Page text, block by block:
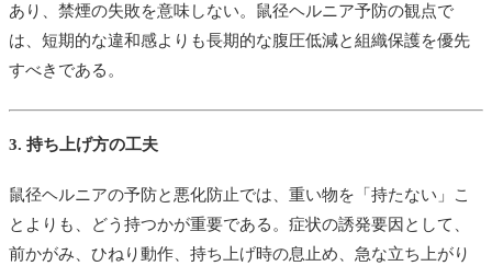
あり、禁煙の失敗を意味しない。鼠径ヘルニア予防の観点で
は、短期的な違和感よりも長期的な腹圧低減と組織保護を優先
すべきである。
3. 持ち上げ方の工夫
鼠径ヘルニアの予防と悪化防止では、重い物を「持たない」こ
とよりも、どう持つかが重要である。症状の誘発要因として、
前かがみ、ひねり動作、持ち上げ時の息止め、急な立ち上がり